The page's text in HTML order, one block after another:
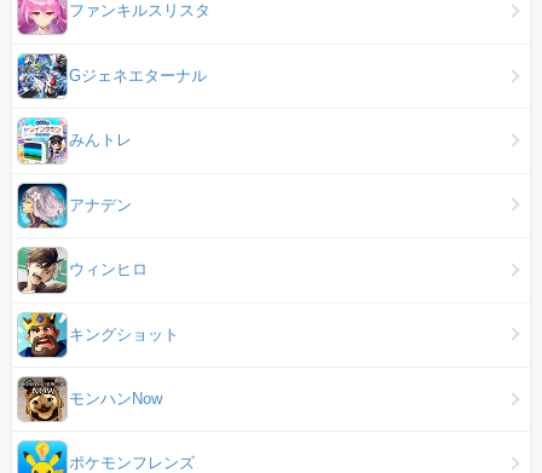
ファンキルスリスタ
Gジェネエターナル
みんトレ
アナデン
ウィンヒロ
キングショット
モンハンNow
ポケモンフレンズ